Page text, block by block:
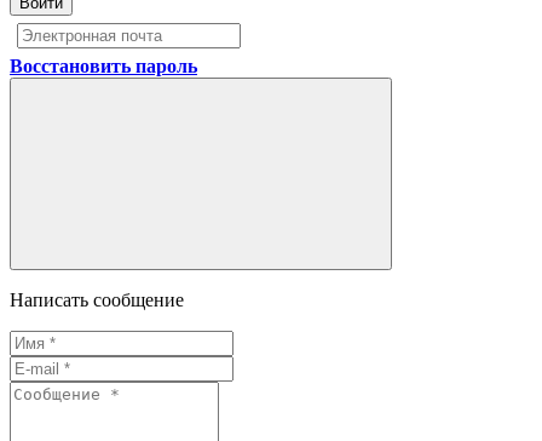
Восстановить пароль
Написать сообщение